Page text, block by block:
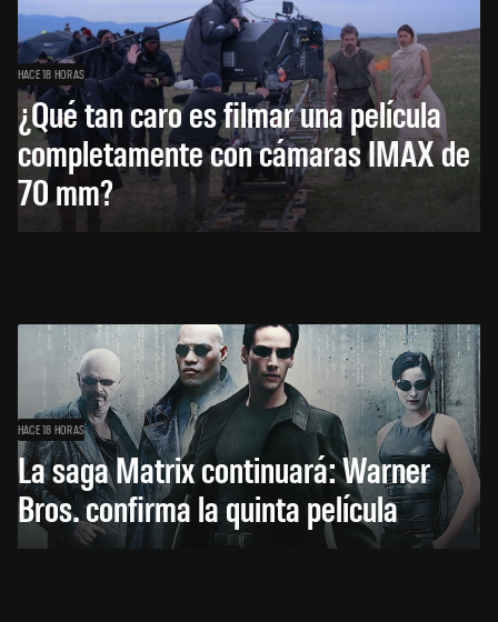
HACE 18 HORAS
¿Qué tan caro es filmar una película
completamente con cámaras IMAX de
70 mm?
HACE 18 HORAS
La saga Matrix continuará: Warner
Bros. confirma la quinta película